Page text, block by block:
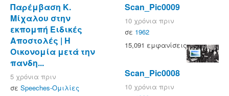
Παρέμβαση Κ.
Μίχαλου στην
εκπομπή Ειδικές
Αποστολές | Η
Οικονομία μετά την
πανδη...
5 χρόνια πριν
σε Speeches-Ομιλίες
Scan_Pic0009
10 χρόνια πριν
σε 1962
15,091 εμφανίσεις
Scan_Pic0008
10 χρόνια πριν